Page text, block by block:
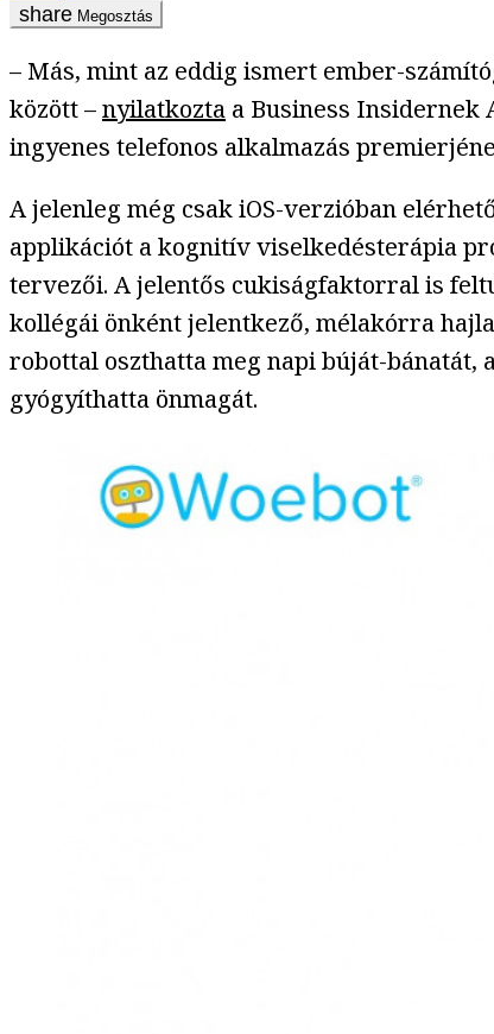
Megosztás
– Más, mint az eddig ismert ember-
között –nyilatkozta a Business Insidernek
ingyenes telefonos alkalmazás
A jelenleg még csak iOS-verzióban
applikációt a kognitív viselkedésterápia
tervezői. A jelentős cukiságfaktorral is
kollégái önként jelentkező, mélakórra
robottal oszthatta meg napi búját-bánatát,
gyógyíthatta önmagát.